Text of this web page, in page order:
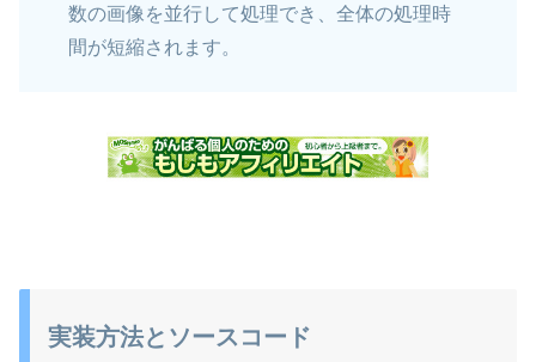
数の画像を並行して処理でき、全体の処理時
間が短縮されます。
実装方法とソースコード